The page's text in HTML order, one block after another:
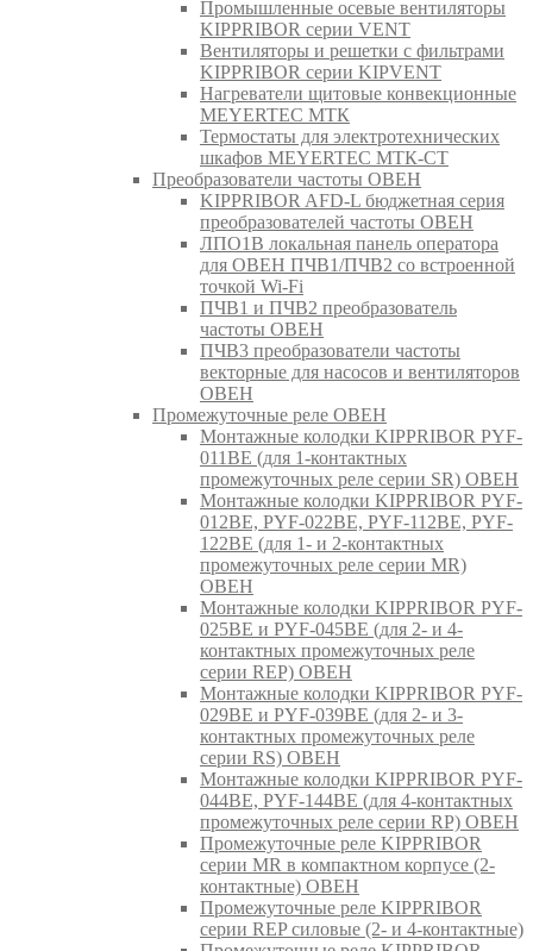
Промышленные осевые вентиляторы
KIPPRIBOR серии VENT
Вентиляторы и решетки с фильтрами
KIPPRIBOR серии KIPVENT
Нагреватели щитовые конвекционные
MEYERTEC МТК
Термостаты для электротехнических
шкафов MEYERTEC МТК-СТ
Преобразователи частоты ОВЕН
KIPPRIBOR AFD-L бюджетная серия
преобразователей частоты ОВЕН
ЛПО1В локальная панель оператора
для ОВЕН ПЧВ1/ПЧВ2 со встроенной
точкой Wi-Fi
ПЧВ1 и ПЧВ2 преобразователь
частоты ОВЕН
ПЧВ3 преобразователи частоты
векторные для насосов и вентиляторов
ОВЕН
Промежуточные реле ОВЕН
Монтажные колодки KIPPRIBOR PYF-
011BE (для 1-контактных
промежуточных реле серии SR) ОВЕН
Монтажные колодки KIPPRIBOR PYF-
012BE, PYF-022BE, PYF-112BE, PYF-
122BE (для 1- и 2-контактных
промежуточных реле серии MR)
ОВЕН
Монтажные колодки KIPPRIBOR PYF-
025BE и PYF-045BE (для 2- и 4-
контактных промежуточных реле
серии REP) ОВЕН
Монтажные колодки KIPPRIBOR PYF-
029BE и PYF-039BE (для 2- и 3-
контактных промежуточных реле
серии RS) ОВЕН
Монтажные колодки KIPPRIBOR PYF-
044BE, PYF-144BE (для 4-контактных
промежуточных реле серии RP) ОВЕН
Промежуточные реле KIPPRIBOR
серии MR в компактном корпусе (2-
контактные) ОВЕН
Промежуточные реле KIPPRIBOR
серии REP силовые (2- и 4-контактные)